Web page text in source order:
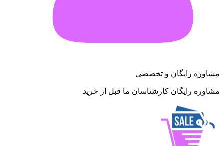
مشاوره رایگان و تخصصی
مشاوره رایگان کارشناسان ما قبل از خرید